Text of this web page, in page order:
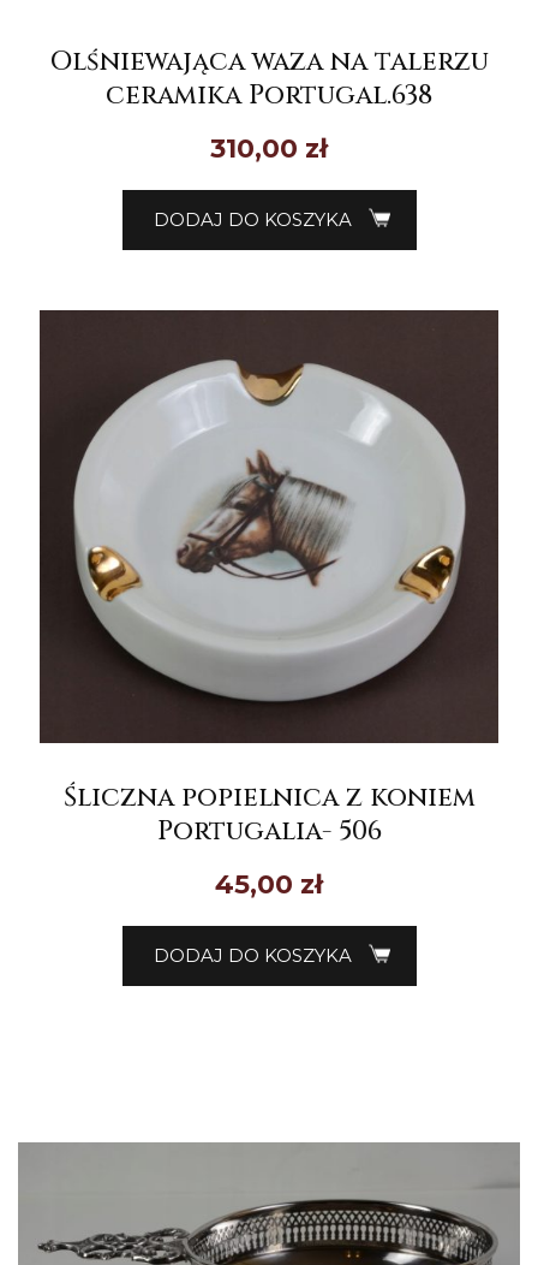
Olśniewająca waza na talerzu
ceramika Portugal.638
310,00 zł
DODAJ DO KOSZYKA
Śliczna popielnica z koniem
Portugalia- 506
45,00 zł
DODAJ DO KOSZYKA